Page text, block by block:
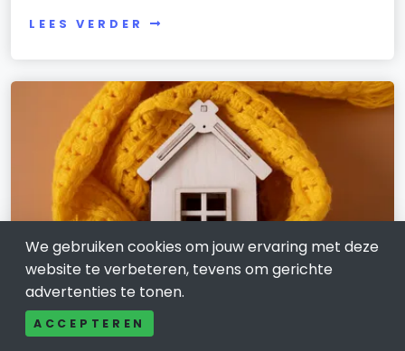
LEES VERDER
WONEN, HUIS EN TUIN
We gebruiken cookies om jouw ervaring met deze
website te verbeteren, tevens om gerichte
advertenties te tonen.
ACCEPTEREN